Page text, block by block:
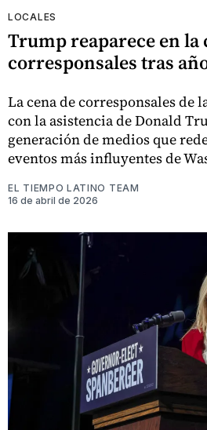
LOCALES
Trump reaparece en la
corresponsales tras
La cena de corresponsales de
con la asistencia de Donald
generación de medios que
eventos más influyentes de
EL TIEMPO LATINO TEAM
16 de abril de 2026